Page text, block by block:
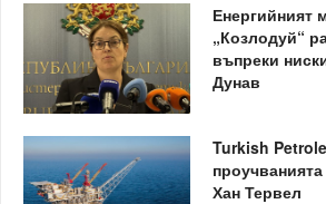
Енергийният
„Козлодуй“
въпреки
Дунав
Turkish
Хан Тервел